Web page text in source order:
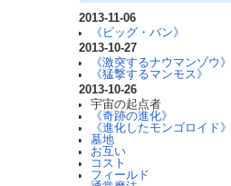
2013-11-06
《ビッグ・バン》
2013-10-27
《激突するナウマンゾウ》
《猛撃するマンモス》
2013-10-26
宇宙の起点者
《奇跡の進化》
《進化したモンゴロイド》
墓地
お互い
コスト
フィールド